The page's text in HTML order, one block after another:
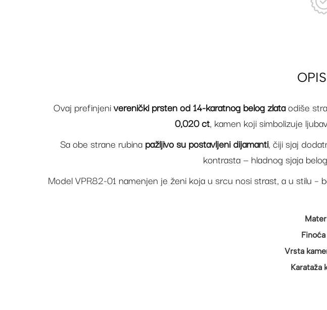
Ovaj prefinjeniverenički prsten od 14-karatnog belog zlataodiše
0,020 ct, kamen koji simbolizuje
Sa obe strane rubina pažljivo su postavljeni dijamanti, čiji sjaj
kontrasta — hladnog sjaja
Model VPR82-01 namenjen je ženi koja u srcu nosi strast, a u stilu
Vrsta
Karataža